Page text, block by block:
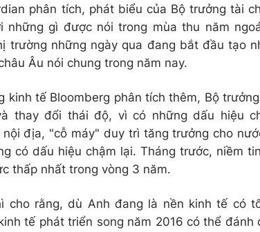
phân tích, phát biểu của Bộ trưởng tài
những gì được nói trong mùa thu năm
trường những ngày qua đang bắt đầu tạo
Âu nói chung trong năm nay.
kinh tế Bloomberg phân tích thêm, Bộ
thay đổi thái độ, vì có những dấu hiệu
nội địa, "cỗ máy" duy trì tăng trưởng cho
có dấu hiệu chậm lại. Tháng trước, niềm
thấp nhất trong vòng 3 năm.
cho rằng, dù Anh đang là nền kinh tế có
tế phát triển song năm 2016 có thể